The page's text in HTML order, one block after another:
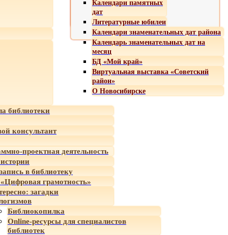
Календари памятных
дат
Литературные юбилеи
Календари знаменательных дат района
Календарь знаменательных дат на
месяц
БД «Мой край»
Виртуальная выставка «Советский
район»
О Новосибирске
библиотеки
консультант
проектная деятельность
в библиотеку
грамотность»
загадки
Библиокопилка
Online-ресурсы для специалистов
библиотек